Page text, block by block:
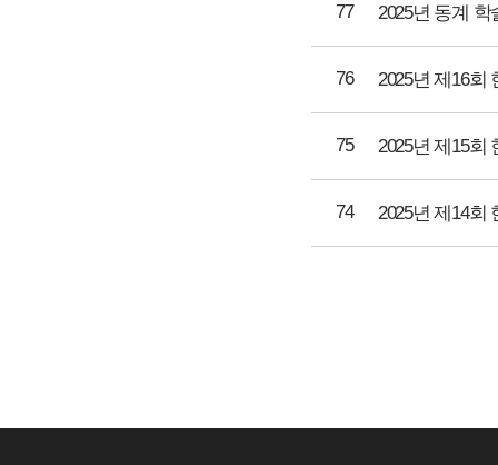
77
76 2025년 제16회
75 2025년 제15회
74 2025년 제14회